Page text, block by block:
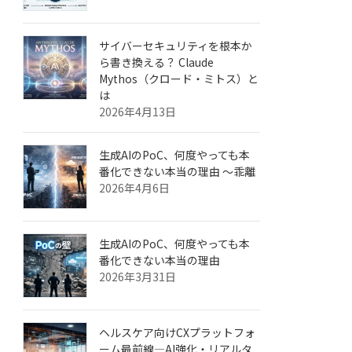
サイバーセキュリティを根本か
ら書き換える？ Claude
Mythos（クロード・ミトス）と
は
2026年4月13日
生成AIのPoC、何度やっても本
番化できない本当の理由 ～乖離
2026年4月6日
生成AIのPoC、何度やっても本
番化できない本当の理由
2026年3月31日
ヘルスケア向けCXプラットフォ